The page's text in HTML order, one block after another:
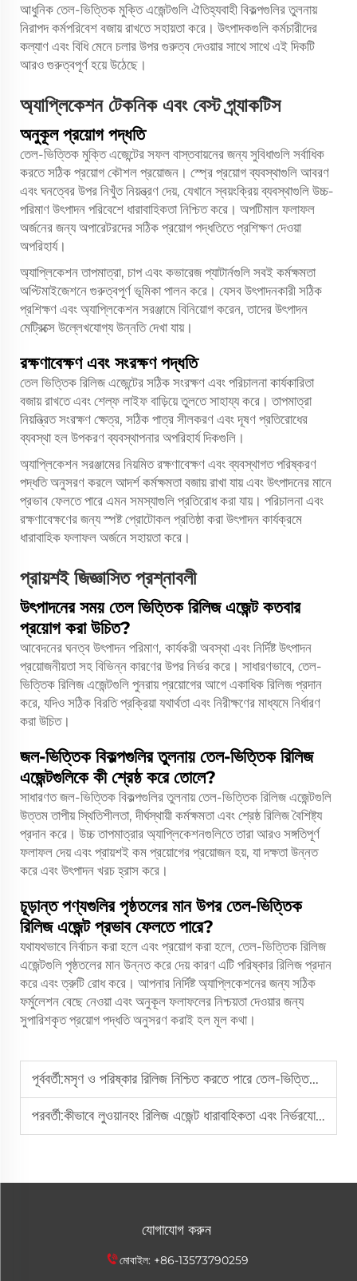
আধুনিক তেল-ভিত্তিক মুক্তি এজেন্টগুলি ঐতিহ্যবাহী বিকল্পগুলির তুলনায়
নিরাপদ কর্মপরিবেশ বজায় রাখতে সহায়তা করে। উৎপাদকগুলি কর্মচারীদের
কল্যাণ এবং বিধি মেনে চলার উপর গুরুত্ব দেওয়ার সাথে সাথে এই দিকটি
আরও গুরুত্বপূর্ণ হয়ে উঠেছে।
অ্যাপ্লিকেশন টেকনিক এবং বেস্ট প্র্যাকটিস
অনুকূল প্রয়োগ পদ্ধতি
তেল-ভিত্তিক মুক্তি এজেন্টের সফল বাস্তবায়নের জন্য সুবিধাগুলি সর্বাধিক
করতে সঠিক প্রয়োগ কৌশল প্রয়োজন। স্প্রে প্রয়োগ ব্যবস্থাগুলি আবরণ
এবং ঘনত্বের উপর নিখুঁত নিয়ন্ত্রণ দেয়, যেখানে স্বয়ংক্রিয় ব্যবস্থাগুলি উচ্চ-
পরিমাণ উৎপাদন পরিবেশে ধারাবাহিকতা নিশ্চিত করে। অপটিমাল ফলাফল
অর্জনের জন্য অপারেটরদের সঠিক প্রয়োগ পদ্ধতিতে প্রশিক্ষণ দেওয়া
অপরিহার্য।
অ্যাপ্লিকেশন তাপমাত্রা, চাপ এবং কভারেজ প্যাটার্নগুলি সবই কর্মক্ষমতা
অপ্টিমাইজেশনে গুরুত্বপূর্ণ ভূমিকা পালন করে। যেসব উৎপাদনকারী সঠিক
প্রশিক্ষণ এবং অ্যাপ্লিকেশন সরঞ্জামে বিনিয়োগ করেন, তাদের উৎপাদন
মেট্রিক্সে উল্লেখযোগ্য উন্নতি দেখা যায়।
রক্ষণাবেক্ষণ এবং সংরক্ষণ পদ্ধতি
তেল ভিত্তিক রিলিজ এজেন্টের সঠিক সংরক্ষণ এবং পরিচালনা কার্যকারিতা
বজায় রাখতে এবং শেল্ফ লাইফ বাড়িয়ে তুলতে সাহায্য করে। তাপমাত্রা
নিয়ন্ত্রিত সংরক্ষণ ক্ষেত্র, সঠিক পাত্র সীলকরণ এবং দূষণ প্রতিরোধের
ব্যবস্থা হল উপকরণ ব্যবস্থাপনার অপরিহার্য দিকগুলি।
অ্যাপ্লিকেশন সরঞ্জামের নিয়মিত রক্ষণাবেক্ষণ এবং ব্যবস্থাগত পরিষ্করণ
পদ্ধতি অনুসরণ করলে আদর্শ কর্মক্ষমতা বজায় রাখা যায় এবং উৎপাদনের মানে
প্রভাব ফেলতে পারে এমন সমস্যাগুলি প্রতিরোধ করা যায়। পরিচালনা এবং
রক্ষণাবেক্ষণের জন্য স্পষ্ট প্রোটোকল প্রতিষ্ঠা করা উৎপাদন কার্যক্রমে
ধারাবাহিক ফলাফল অর্জনে সহায়তা করে।
প্রায়শই জিজ্ঞাসিত প্রশ্নাবলী
উৎপাদনের সময় তেল ভিত্তিক রিলিজ এজেন্ট কতবার
প্রয়োগ করা উচিত?
আবেদনের ঘনত্ব উৎপাদন পরিমাণ, কার্যকরী অবস্থা এবং নির্দিষ্ট উৎপাদন
প্রয়োজনীয়তা সহ বিভিন্ন কারণের উপর নির্ভর করে। সাধারণভাবে, তেল-
ভিত্তিক রিলিজ এজেন্টগুলি পুনরায় প্রয়োগের আগে একাধিক রিলিজ প্রদান
করে, যদিও সঠিক বিরতি প্রক্রিয়া যথার্থতা এবং নিরীক্ষণের মাধ্যমে নির্ধারণ
করা উচিত।
জল-ভিত্তিক বিকল্পগুলির তুলনায় তেল-ভিত্তিক রিলিজ
এজেন্টগুলিকে কী শ্রেষ্ঠ করে তোলে?
সাধারণত জল-ভিত্তিক বিকল্পগুলির তুলনায় তেল-ভিত্তিক রিলিজ এজেন্টগুলি
উত্তম তাপীয় স্থিতিশীলতা, দীর্ঘস্থায়ী কর্মক্ষমতা এবং শ্রেষ্ঠ রিলিজ বৈশিষ্ট্য
প্রদান করে। উচ্চ তাপমাত্রার অ্যাপ্লিকেশনগুলিতে তারা আরও সঙ্গতিপূর্ণ
ফলাফল দেয় এবং প্রায়শই কম প্রয়োগের প্রয়োজন হয়, যা দক্ষতা উন্নত
করে এবং উৎপাদন খরচ হ্রাস করে।
চূড়ান্ত পণ্যগুলির পৃষ্ঠতলের মান উপর তেল-ভিত্তিক
রিলিজ এজেন্ট প্রভাব ফেলতে পারে?
যথাযথভাবে নির্বাচন করা হলে এবং প্রয়োগ করা হলে, তেল-ভিত্তিক রিলিজ
এজেন্টগুলি পৃষ্ঠতলের মান উন্নত করে দেয় কারণ এটি পরিষ্কার রিলিজ প্রদান
করে এবং ত্রুটি রোধ করে। আপনার নির্দিষ্ট অ্যাপ্লিকেশনের জন্য সঠিক
ফর্মুলেশন বেছে নেওয়া এবং অনুকূল ফলাফলের নিশ্চয়তা দেওয়ার জন্য
সুপারিশকৃত প্রয়োগ পদ্ধতি অনুসরণ করাই হল মূল কথা।
পূর্ববর্তী:মসৃণ ও পরিষ্কার রিলিজ নিশ্চিত করতে পারে তেল-ভিত্তিক রিলিজ এজেন্ট?
পরবর্তী:কীভাবে লুওয়ানহং রিলিজ এজেন্ট ধারাবাহিকতা এবং নির্ভরযোগ্যতা প্রদান করে
যোগাযোগ করুন
মোবাইল: +86-13573790259